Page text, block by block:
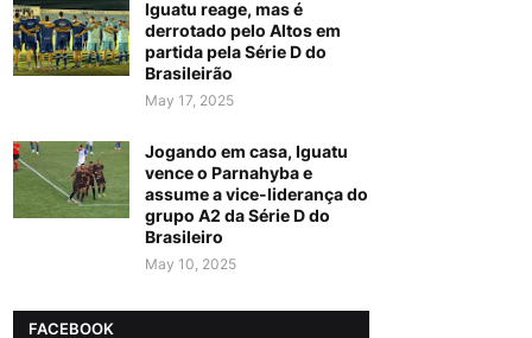
Iguatu reage, mas é
derrotado pelo Altos em
partida pela Série D do
Brasileirão
May 17, 2025
Jogando em casa, Iguatu
vence o Parnahyba e
assume a vice-liderança do
grupo A2 da Série D do
Brasileiro
May 10, 2025
FACEBOOK